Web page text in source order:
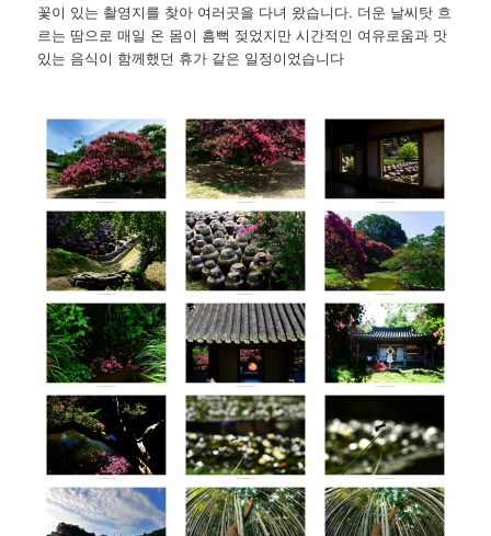
꽃이 있는 촬영지를 찾아 여러곳을 다녀 왔습니다. 더운 날씨탓 흐
르는 땀으로 매일 온 몸이 흠뻑 젖었지만 시간적인 여유로움과 맛
있는 음식이 함께했던 휴가 같은 일정이었습니다